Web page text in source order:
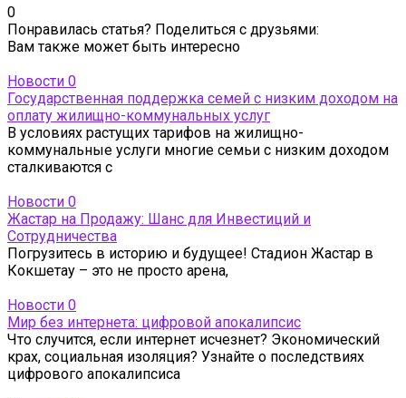
0
Понравилась статья? Поделиться с друзьями:
Вам также может быть интересно
Новости 0
Государственная поддержка семей с низким доходом на
оплату жилищно-коммунальных услуг
В условиях растущих тарифов на жилищно-
коммунальные услуги многие семьи с низким доходом
сталкиваются с
Новости 0
Жастар на Продажу: Шанс для Инвестиций и
Сотрудничества
Погрузитесь в историю и будущее! Стадион Жастар в
Кокшетау – это не просто арена,
Новости 0
Мир без интернета: цифровой апокалипсис
Что случится, если интернет исчезнет? Экономический
крах, социальная изоляция? Узнайте о последствиях
цифрового апокалипсиса